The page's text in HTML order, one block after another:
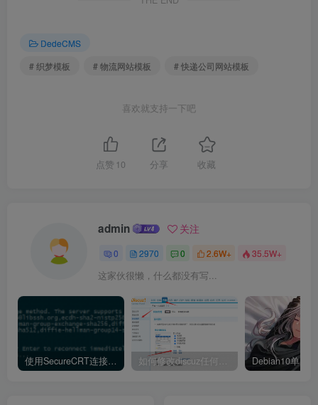
DedeCMS
# 织梦模板
# 物流网站模板 # 快递公司网站模板
喜欢就支持一下吧
点赞 10 分享 收藏
admin 关注
0 2970 0 2.6W+ 35.5W+
这家伙很懒，什么都没有写...
使用SecureCRT连接Ubuntu20.04报错：Key exchange failed. No compatible key exchange method.